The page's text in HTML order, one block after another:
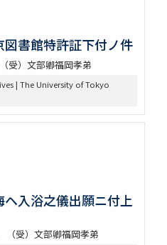
書館特許証下付ノ件
受）文部卿福岡孝弟
| The University of Tokyo
入浴之儀出願ニ付上
（受）文部卿福岡孝弟